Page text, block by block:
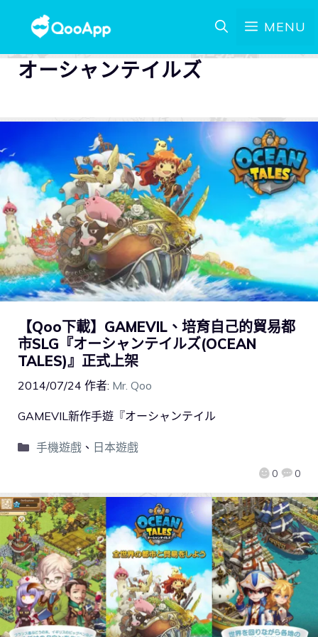
MENU
オーシャンテイルズ
【Qoo下載】GAMEVIL、培育自己的貿易都
市SLG『オーシャンテイルズ(OCEAN
TALES)』正式上架
2014/07/24 作者: Mr. Qoo
0 0
GAMEVIL新作手遊『オーシャンテイル
手機遊戲、 日本遊戲